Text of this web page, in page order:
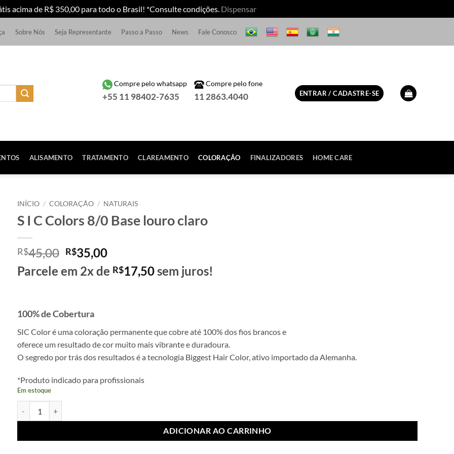
acima de R$ 350,00 para todo o Brasil! *Consulte condições. Dispensar
Sobre Nós Seja Representante Passo a Passo News Fale Conosco
Compre pelo whatsapp
+55 11 98402-7635
Compre pelo fone
11 2863.4040 ENTRAR / CADASTRE-SE
ALISAMENTO TRATAMENTO CLAREAMENTO COLORAÇÃO FINALIZADORES HOME CARE
INÍCIO / COLORAÇÃO / NATURAIS
S I C Colors 8/0 Base louro claro
R$45,00 O
preço
original
R$35,00O
preço
atual
Parcele em 2x de R$17,50 sem juros!
100% de Cobertura
SIC Color é uma coloração permanente que cobre até 100% dos fios brancos e
oferece um resultado de cor muito mais vibrante e duradoura.
O segredo por trás dos resultados é a tecnologia Biggest Hair Color, ativo importado da Alemanha.
*Produto indicado para profissionais
Em estoque
ADICIONAR AO CARRINHO